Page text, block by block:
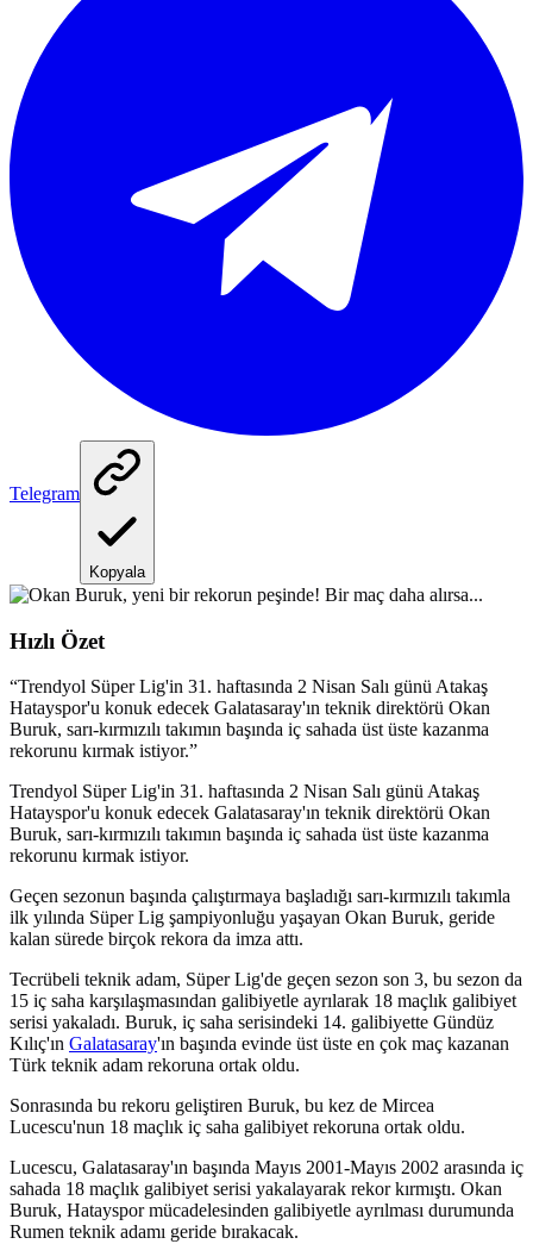
Telegram
Kopyala
Hızlı Özet
“Trendyol Süper Lig'in 31. haftasında 2 Nisan Salı günü Atakaş
Hatayspor'u konuk edecek Galatasaray'ın teknik direktörü Okan
Buruk, sarı-kırmızılı takımın başında iç sahada üst üste kazanma
rekorunu kırmak istiyor.”
Trendyol Süper Lig'in 31. haftasında 2 Nisan Salı günü Atakaş
Hatayspor'u konuk edecek Galatasaray'ın teknik direktörü Okan
Buruk, sarı-kırmızılı takımın başında iç sahada üst üste kazanma
rekorunu kırmak istiyor.
Geçen sezonun başında çalıştırmaya başladığı sarı-kırmızılı takımla
ilk yılında Süper Lig şampiyonluğu yaşayan Okan Buruk, geride
kalan sürede birçok rekora da imza attı.
Tecrübeli teknik adam, Süper Lig'de geçen sezon son 3, bu sezon da
15 iç saha karşılaşmasından galibiyetle ayrılarak 18 maçlık galibiyet
serisi yakaladı. Buruk, iç saha serisindeki 14. galibiyette Gündüz
Kılıç'ın Galatasaray'ın başında evinde üst üste en çok maç kazanan
Türk teknik adam rekoruna ortak oldu.
Sonrasında bu rekoru geliştiren Buruk, bu kez de Mircea
Lucescu'nun 18 maçlık iç saha galibiyet rekoruna ortak oldu.
Lucescu, Galatasaray'ın başında Mayıs 2001-Mayıs 2002 arasında iç
sahada 18 maçlık galibiyet serisi yakalayarak rekor kırmıştı. Okan
Buruk, Hatayspor mücadelesinden galibiyetle ayrılması durumunda
Rumen teknik adamı geride bırakacak.